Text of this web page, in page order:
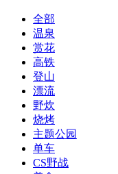
全部
温泉
赏花
高铁
登山
漂流
野炊
烧烤
主题公园
单车
CS野战